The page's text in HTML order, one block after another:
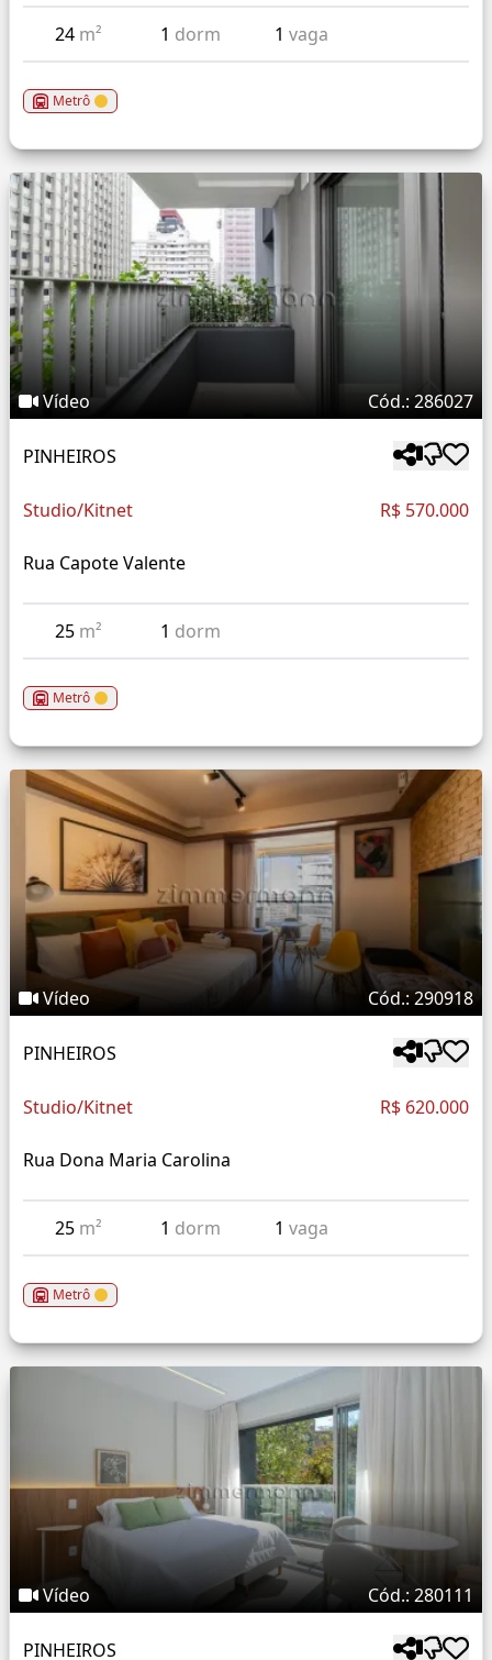
24 m² 1 dorm 1vaga
Metrô
Vídeo Cód.: 286027
PINHEIROS
Studio/Kitnet R$ 570.000
Rua Capote Valente
25 m² 1 dorm
Metrô
Vídeo Cód.: 290918
PINHEIROS
Studio/Kitnet R$ 620.000
Rua Dona Maria Carolina
25 m² 1 dorm 1vaga
Metrô
Vídeo Cód.: 280111
PINHEIROS